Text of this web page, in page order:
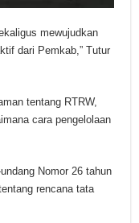
mewujudkan
dari Pemkab,” Tutur
tentang RTRW,
cara pengelolaan
Nomor 26 tahun
rencana tata